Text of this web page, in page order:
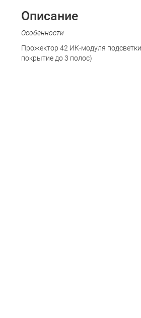
Описание
Особенности
Прожектор 42 ИК-модуля
покрытие до 3 полос)